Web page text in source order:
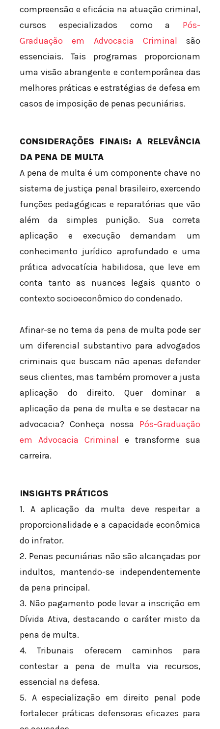
compreensão e eficácia na atuação criminal,
cursos especializados como a Pós-
Graduação em Advocacia Criminal são
essenciais. Tais programas proporcionam
uma visão abrangente e contemporânea das
melhores práticas e estratégias de defesa em
casos de imposição de penas pecuniárias.
CONSIDERAÇÕES FINAIS: A RELEVÂNCIA
DA PENA DE MULTA
A pena de multa é um componente chave no
sistema de justiça penal brasileiro, exercendo
funções pedagógicas e reparatórias que vão
além da simples punição. Sua correta
aplicação e execução demandam um
conhecimento jurídico aprofundado e uma
prática advocatícia habilidosa, que leve em
conta tanto as nuances legais quanto o
contexto socioeconômico do condenado.
Afinar-se no tema da pena de multa pode ser
um diferencial substantivo para advogados
criminais que buscam não apenas defender
seus clientes, mas também promover a justa
aplicação do direito. Quer dominar a
aplicação da pena de multa e se destacar na
advocacia? Conheça nossa Pós-Graduação
em Advocacia Criminal e transforme sua
carreira.
INSIGHTS PRÁTICOS
1. A aplicação da multa deve respeitar a
proporcionalidade e a capacidade econômica
do infrator.
2. Penas pecuniárias não são alcançadas por
indultos, mantendo-se independentemente
da pena principal.
3. Não pagamento pode levar a inscrição em
Dívida Ativa, destacando o caráter misto da
pena de multa.
4. Tribunais oferecem caminhos para
contestar a pena de multa via recursos,
essencial na defesa.
5. A especialização em direito penal pode
fortalecer práticas defensoras eficazes para